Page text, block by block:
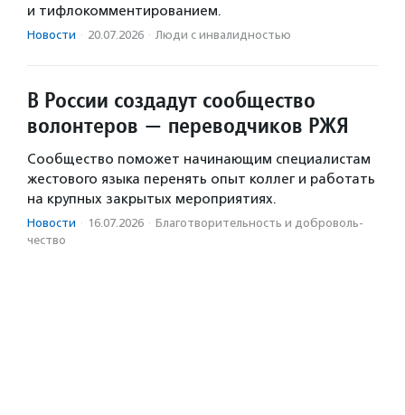
и тифлокомментированием.
Новости · 20.07.2026 · Люди с инвалидностью
В России создадут сообщество
волонтеров — переводчиков РЖЯ
Сообщество поможет начинающим специалистам
жестового языка перенять опыт коллег и работать
на крупных закрытых мероприятиях.
Новости · 16.07.2026 · Благотвори­тель­ность и доброволь­
чест­во